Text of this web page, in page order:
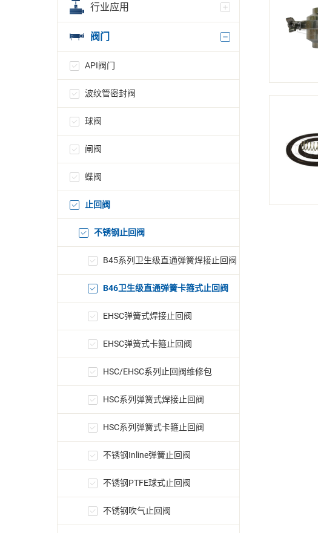
行业应用
阀门
API阀门
波纹管密封阀
球阀
闸阀
蝶阀
止回阀
不锈钢止回阀
B45系列卫生级直通弹簧焊接止回阀
B46卫生级直通弹簧卡箍式止回阀
EHSC弹簧式焊接止回阀
EHSC弹簧式卡箍止回阀
HSC/EHSC系列止回阀维修包
HSC系列弹簧式焊接止回阀
HSC系列弹簧式卡箍止回阀
不锈钢Inline弹簧止回阀
不锈钢PTFE球式止回阀
不锈钢吹气止回阀